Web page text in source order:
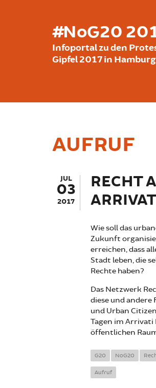
#NoG20
Infoportal zu den
Gipfel 2017 in Hamburg
AUFRUF
JUL
03
2017
RECHT
Wie soll das
Zukunft
erreichen, dass
Stadt leben, die
Rechte haben?
Das Netzwerk
diese und
und Urban
Tagen im Arrivati
öffentlichen
G20 NoG20
Aufruf